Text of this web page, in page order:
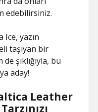
edebilirsiniz.
yazın
taşıyan bir
şıklığıyla, bu
aday!
Leather